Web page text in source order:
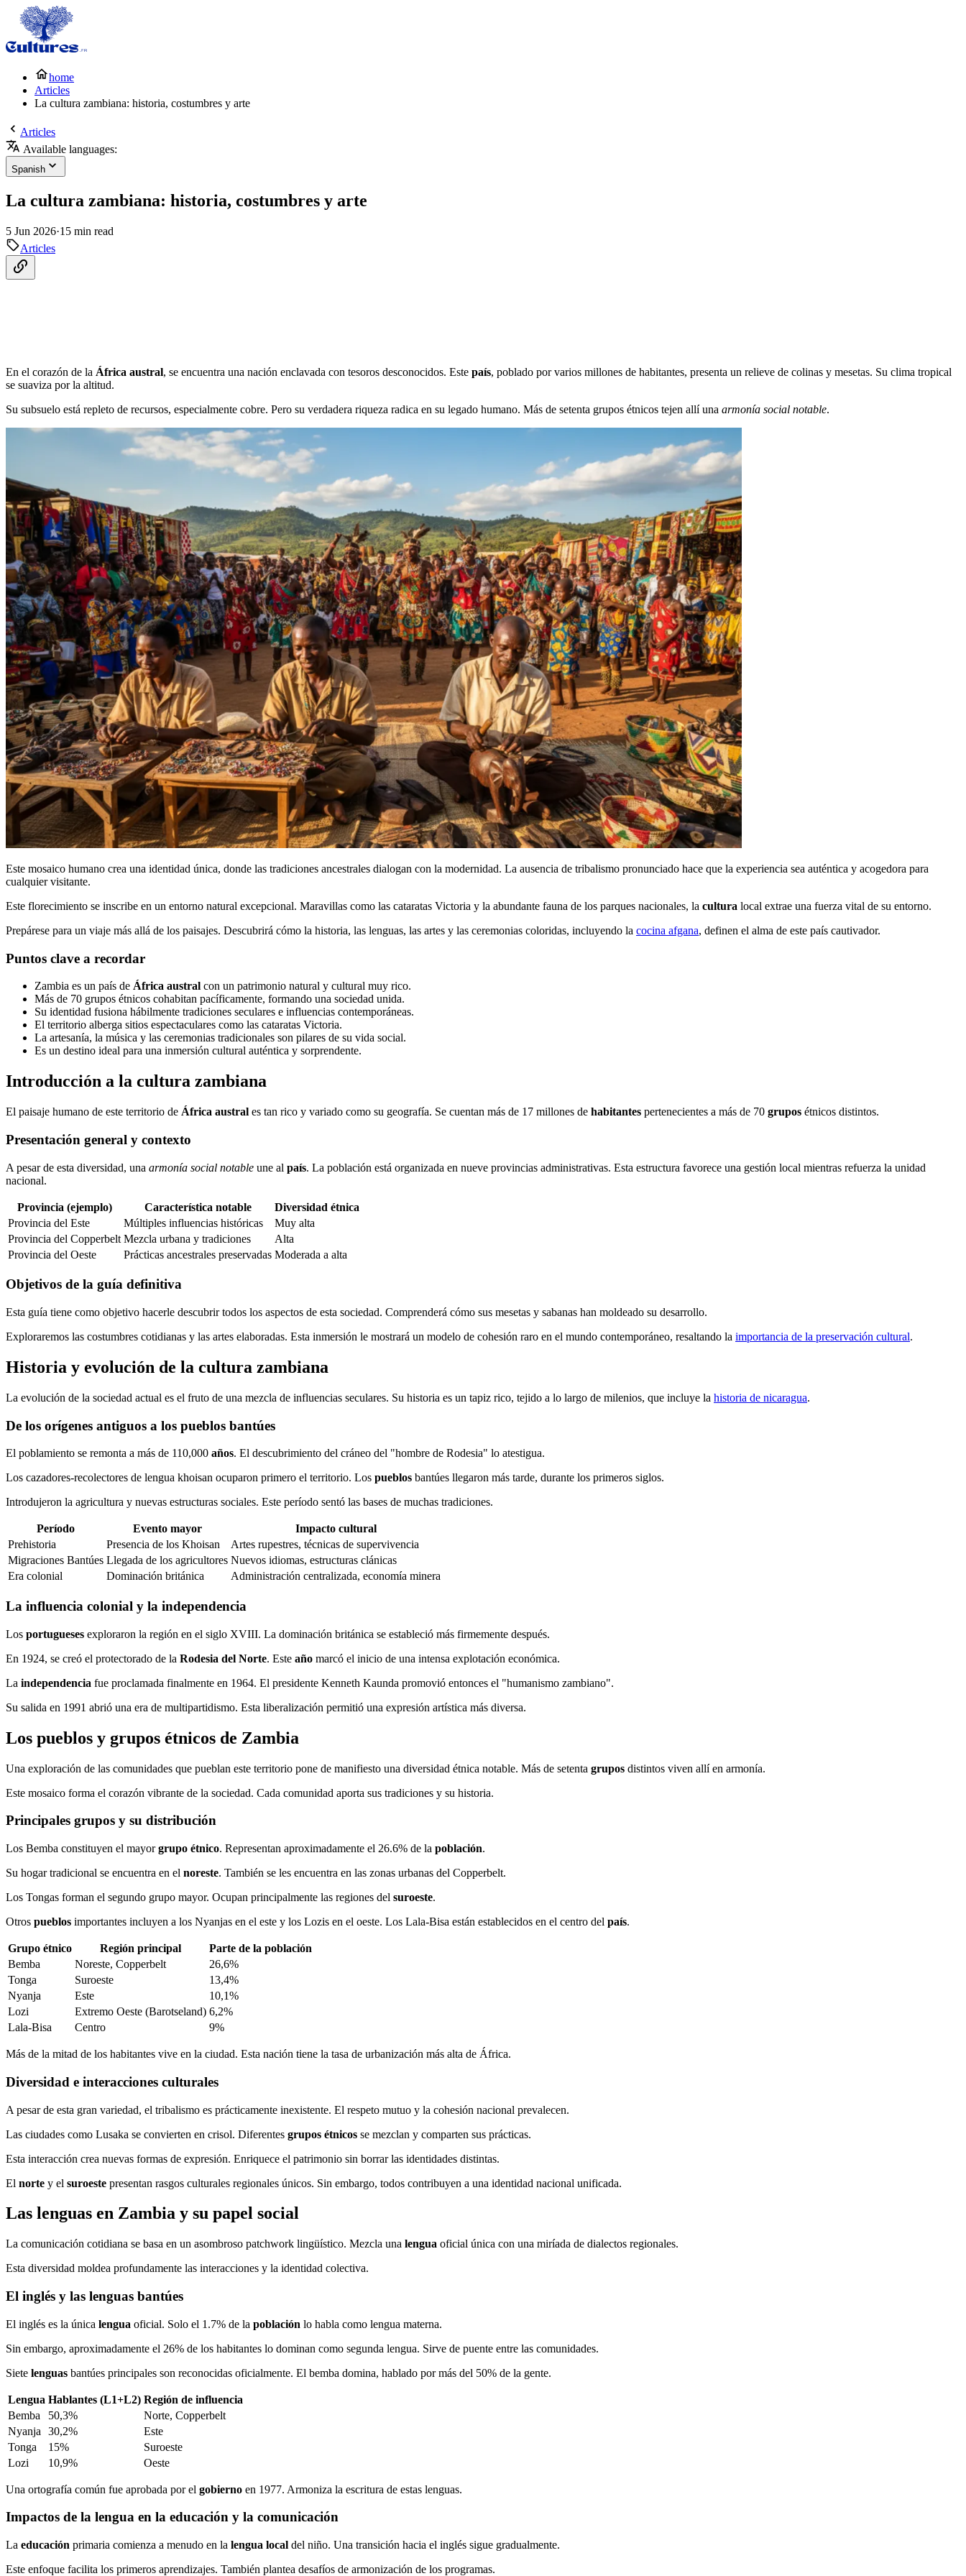
home
Articles
La cultura zambiana: historia, costumbres y arte
Articles
Available languages:
Spanish
La cultura zambiana: historia, costumbres y arte
5 Jun 2026·15 min read
Articles
En el corazón de la África austral, se encuentra una nación enclavada con tesoros desconocidos. Este país, poblado por varios millones de habitantes, presenta un relieve de colinas y mesetas. Su clima tropical
se suaviza por la altitud.
Su subsuelo está repleto de recursos, especialmente cobre. Pero su verdadera riqueza radica en su legado humano. Más de setenta grupos étnicos tejen allí una armonía social notable.
Este mosaico humano crea una identidad única, donde las tradiciones ancestrales dialogan con la modernidad. La ausencia de tribalismo pronunciado hace que la experiencia sea auténtica y acogedora para
cualquier visitante.
Este florecimiento se inscribe en un entorno natural excepcional. Maravillas como las cataratas Victoria y la abundante fauna de los parques nacionales, la cultura local extrae una fuerza vital de su entorno.
Prepárese para un viaje más allá de los paisajes. Descubrirá cómo la historia, las lenguas, las artes y las ceremonias coloridas, incluyendo la cocina afgana, definen el alma de este país cautivador.
Puntos clave a recordar
Zambia es un país de África austral con un patrimonio natural y cultural muy rico.
Más de 70 grupos étnicos cohabitan pacíficamente, formando una sociedad unida.
Su identidad fusiona hábilmente tradiciones seculares e influencias contemporáneas.
El territorio alberga sitios espectaculares como las cataratas Victoria.
La artesanía, la música y las ceremonias tradicionales son pilares de su vida social.
Es un destino ideal para una inmersión cultural auténtica y sorprendente.
Introducción a la cultura zambiana
El paisaje humano de este territorio de África austral es tan rico y variado como su geografía. Se cuentan más de 17 millones de habitantes pertenecientes a más de 70 grupos étnicos distintos.
Presentación general y contexto
A pesar de esta diversidad, una armonía social notable une al país. La población está organizada en nueve provincias administrativas. Esta estructura favorece una gestión local mientras refuerza la unidad
nacional.
Provincia (ejemplo) Característica notable
Diversidad étnica
Provincia del Este
Múltiples influencias históricas
Muy alta
Provincia del Copperbelt Mezcla urbana y tradiciones
Alta
Provincia del Oeste
Prácticas ancestrales preservadas Moderada a alta
Objetivos de la guía definitiva
Esta guía tiene como objetivo hacerle descubrir todos los aspectos de esta sociedad. Comprenderá cómo sus mesetas y sabanas han moldeado su desarrollo.
Exploraremos las costumbres cotidianas y las artes elaboradas. Esta inmersión le mostrará un modelo de cohesión raro en el mundo contemporáneo, resaltando la importancia de la preservación cultural.
Historia y evolución de la cultura zambiana
La evolución de la sociedad actual es el fruto de una mezcla de influencias seculares. Su historia es un tapiz rico, tejido a lo largo de milenios, que incluye la historia de nicaragua.
De los orígenes antiguos a los pueblos bantúes
El poblamiento se remonta a más de 110,000 años. El descubrimiento del cráneo del "hombre de Rodesia" lo atestigua.
Los cazadores-recolectores de lengua khoisan ocuparon primero el territorio. Los pueblos bantúes llegaron más tarde, durante los primeros siglos.
Introdujeron la agricultura y nuevas estructuras sociales. Este período sentó las bases de muchas tradiciones.
Período Evento mayor
Impacto cultural
Prehistoria
Presencia de los Khoisan
Artes rupestres, técnicas de supervivencia
Migraciones Bantúes Llegada de los agricultores Nuevos idiomas, estructuras clánicas
Era colonial
Dominación británica Administración centralizada, economía minera
La influencia colonial y la independencia
Los portugueses exploraron la región en el siglo XVIII. La dominación británica se estableció más firmemente después.
En 1924, se creó el protectorado de la Rodesia del Norte. Este año marcó el inicio de una intensa explotación económica.
La independencia fue proclamada finalmente en 1964. El presidente Kenneth Kaunda promovió entonces el "humanismo zambiano".
Su salida en 1991 abrió una era de multipartidismo. Esta liberalización permitió una expresión artística más diversa.
Los pueblos y grupos étnicos de Zambia
Una exploración de las comunidades que pueblan este territorio pone de manifiesto una diversidad étnica notable. Más de setenta grupos distintos viven allí en armonía.
Este mosaico forma el corazón vibrante de la sociedad. Cada comunidad aporta sus tradiciones y su historia.
Principales grupos y su distribución
Los Bemba constituyen el mayorgrupo étnico. Representan aproximadamente el 26.6% de la población.
Su hogar tradicional se encuentra en el noreste. También se les encuentra en las zonas urbanas del Copperbelt.
Los Tongas forman el segundo grupo mayor. Ocupan principalmente las regiones del suroeste.
Otros pueblos importantes incluyen a los Nyanjas en el este y los Lozis en el oeste. Los Lala-Bisa están establecidos en el centro del país.
Grupo étnico Región principal
Parte de la población
Bemba
Noreste, Copperbelt
26,6%
Tonga
Suroeste
13,4%
Nyanja
Este
10,1%
Lozi
Extremo Oeste (Barotseland) 6,2%
Lala-Bisa
Centro 9%
Más de la mitad de los habitantes vive en la ciudad. Esta nación tiene la tasa de urbanización más alta de África.
Diversidad e interacciones culturales
A pesar de esta gran variedad, el tribalismo es prácticamente inexistente. El respeto mutuo y la cohesión nacional prevalecen.
Las ciudades como Lusaka se convierten en crisol. Diferentes grupos étnicos se mezclan y comparten sus prácticas.
Esta interacción crea nuevas formas de expresión. Enriquece el patrimonio sin borrar las identidades distintas.
El norte y el suroeste presentan rasgos culturales regionales únicos. Sin embargo, todos contribuyen a una identidad nacional unificada.
Las lenguas en Zambia y su papel social
La comunicación cotidiana se basa en un asombroso patchwork lingüístico. Mezcla una lengua oficial única con una miríada de dialectos regionales.
Esta diversidad moldea profundamente las interacciones y la identidad colectiva.
El inglés y las lenguas bantúes
El inglés es la única lengua oficial. Solo el 1.7% de la población lo habla como lengua materna.
Sin embargo, aproximadamente el 26% de los habitantes lo dominan como segunda lengua. Sirve de puente entre las comunidades.
Siete lenguas bantúes principales son reconocidas oficialmente. El bemba domina, hablado por más del 50% de la gente.
Lengua Hablantes (L1+L2) Región de influencia
Bemba
50,3%
Norte, Copperbelt
Nyanja
30,2%
Este
Tonga
15%
Suroeste
Lozi
10,9% Oeste
Una ortografía común fue aprobada por el gobierno en 1977. Armoniza la escritura de estas lenguas.
Impactos de la lengua en la educación y la comunicación
La educación primaria comienza a menudo en la lengua local del niño. Una transición hacia el inglés sigue gradualmente.
Este enfoque facilita los primeros aprendizajes. También plantea desafíos de armonización de los programas.